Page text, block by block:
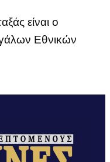
είναι ο
Εθνικών